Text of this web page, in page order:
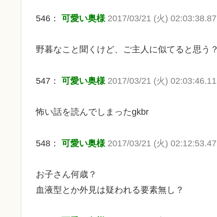
546： 可愛い奥様 2017/03/21 (火)
野暮なこと聞くけど、ご主人に似てると思う？
547： 可愛い奥様 2017/03/21 (火)
怖い話を読んでしまったgkbr
548： 可愛い奥様 2017/03/21 (火)
お子さん何歳？
血液型とか外見は疑われる要素無し？